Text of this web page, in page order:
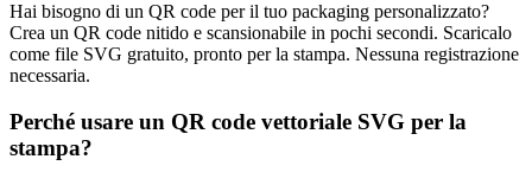
Hai bisogno di un QR code per il tuo packaging personalizzato?
Crea un QR code nitido e scansionabile in pochi secondi. Scaricalo
come file SVG gratuito, pronto per la stampa. Nessuna registrazione
necessaria.
Perché usare un QR code vettoriale SVG per la
stampa?